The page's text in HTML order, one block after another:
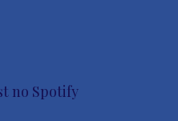
no Spotify